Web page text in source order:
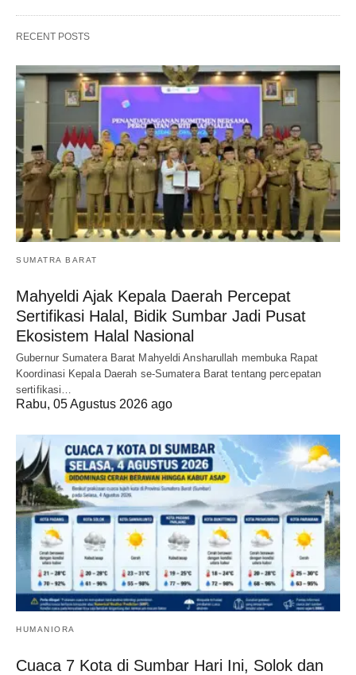
RECENT POSTS
SUMATRA BARAT
Mahyeldi Ajak Kepala Daerah Percepat
Sertifikasi Halal, Bidik Sumbar Jadi Pusat
Ekosistem Halal Nasional
Gubernur Sumatera Barat Mahyeldi Ansharullah membuka Rapat
Koordinasi Kepala Daerah se-Sumatera Barat tentang percepatan
sertifikasi…
Rabu, 05 Agustus 2026 ago
HUMANIORA
Cuaca 7 Kota di Sumbar Hari Ini, Solok dan